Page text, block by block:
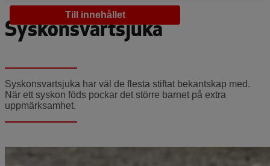
Till innehållet
Syskonsvartsjuka
Syskonsvartsjuka har väl de flesta stiftat bekantskap med.
När ett syskon föds pockar det större barnet på extra
uppmärksamhet.